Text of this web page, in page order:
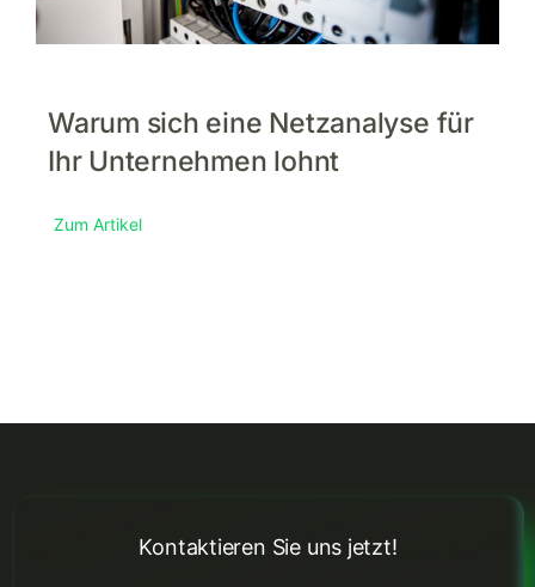
Warum sich eine Netzanalyse für
Ihr Unternehmen lohnt
Zum Artikel
Kontaktieren Sie uns jetzt!